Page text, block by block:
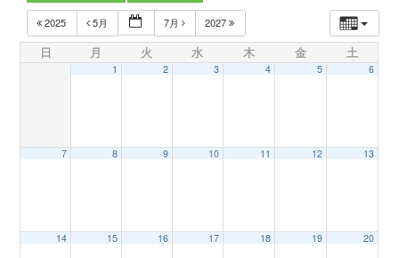
t
i
2025 5月 7月 2027
日 月 火 水 木 金 土
1 2 3 4 5 6
7 8 9 10 11 12 13
14 15 16 17 18 19 20